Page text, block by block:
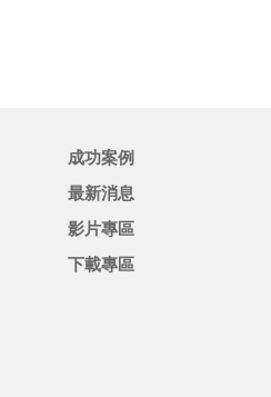
成功案例
最新消息
影片專區
下載專區